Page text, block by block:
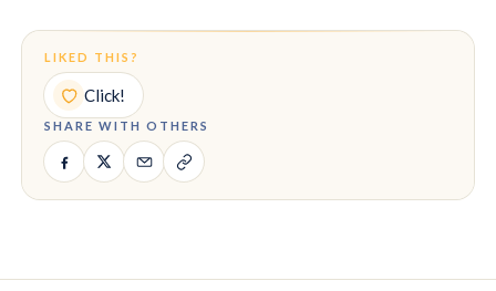
LIKED THIS?
Click!
SHARE WITH OTHERS